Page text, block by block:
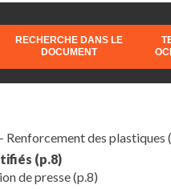
RECHERCHE DANS LE
DOCUMENT
des plastiques
(p.8)
de presse(p.8)